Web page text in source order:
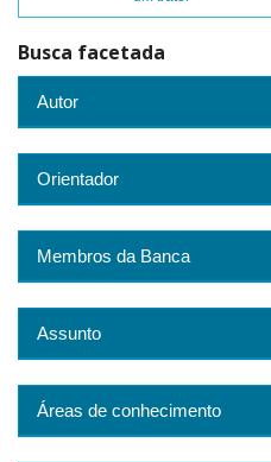
Busca facetada
Autor
Orientador
Membros da Banca
Assunto
Áreas de conhecimento